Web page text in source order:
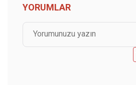
YORUMLAR